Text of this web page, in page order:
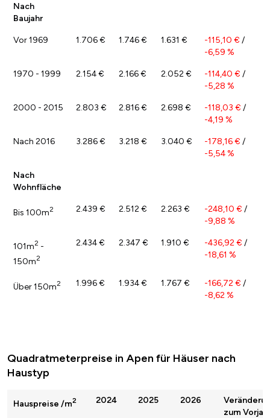
Nach
Baujahr
Vor 1969 1.706 € 1.746 € 1.631 € -115,10 € /
-6,59 %
1970 - 1999 2.154 € 2.166 € 2.052 € -114,40 € /
-5,28 %
2000 - 2015 2.803 € 2.816 € 2.698 € -118,03 € /
-4,19 %
Nach 2016 3.286 € 3.218 € 3.040 € -178,16 € /
-5,54 %
Nach
Wohnfläche
Bis 100m2 2.439 € 2.512 € 2.263 € -248,10 € /
-9,88 %
101m2 -
150m2
2.434 € 2.347 € 1.910 € -436,92 € /
-18,61 %
Über 150m2 1.996 € 1.934 € 1.767 € -166,72 € /
-8,62 %
Quadratmeterpreise in Apen für Häuser nach
Haustyp
Hauspreise /m2 2024 2025 2026
zum